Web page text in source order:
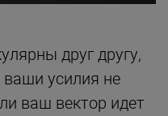
друг другу,
усилия не
ваш вектор идет